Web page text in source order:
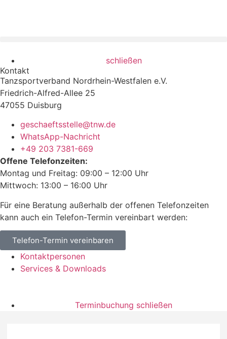
schließen
Kontakt
Tanzsportverband Nordrhein-Westfalen e.V.
Friedrich-Alfred-Allee 25
47055 Duisburg
geschaeftsstelle@tnw.de
WhatsApp-Nachricht
+49 203 7381-669
Offene Telefonzeiten:
Montag und Freitag: 09:00 – 12:00 Uhr
Mittwoch: 13:00 – 16:00 Uhr
Für eine Beratung außerhalb der offenen Telefonzeiten
kann auch ein Telefon-Termin vereinbart werden:
Telefon-Termin vereinbaren
Kontaktpersonen
Services & Downloads
Terminbuchung schließen